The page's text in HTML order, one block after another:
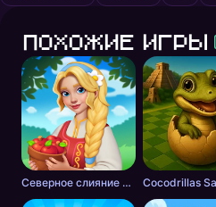
Похожие игры
Северное слияние - тайна леса Cocodrillas